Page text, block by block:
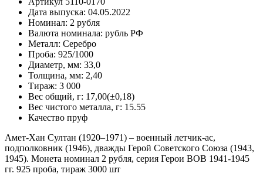
Дата выпуска: 04.05.2022
Номинал: 2 рубля
Валюта номинала: рубль РФ
Металл: Серебро
Проба: 925/1000
Диаметр, мм: 33,0
Толщина, мм: 2,40
Тираж: 3 000
Вес общий, г: 17,00(±0,18)
Вес чистого металла, г: 15.55
Качество пруф
Амет-Хан Султан (1920–1971) – военный летчик-ас,
подполковник (1946), дважды Герой Советского Союза (1943,
1945). Монета номинал 2 рубля, серия Герои ВОВ 1941-1945
гг. 925 проба, тираж 3000 шт